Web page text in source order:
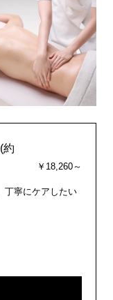
約
￥18,260～
丁寧にケアしたい